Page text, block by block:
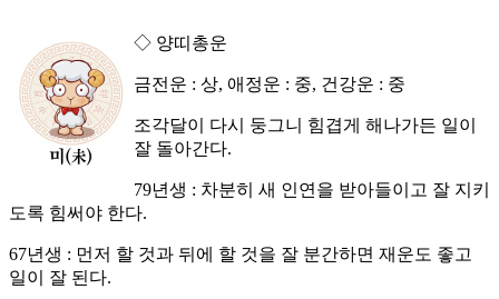
◇ 양띠총운
금전운 : 상, 애정운 : 중, 건강운 : 중
조각달이 다시 둥그니 힘겹게 해나가든 일이
잘 돌아간다.
79년생 : 차분히 새 인연을 받아들이고 잘 지키
도록 힘써야 한다.
67년생 : 먼저 할 것과 뒤에 할 것을 잘 분간하면 재운도 좋고
일이 잘 된다.